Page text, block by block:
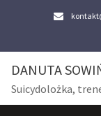
DANUTA
Suicydolożka,